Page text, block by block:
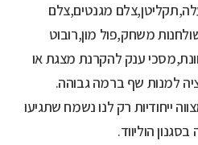
מגנטים,צלם
משחק,פול מון,רובוט
ענק להקרנת מצגת או
למנות שף ברמה גבוהה.
ייחודיות רק לנו נשמח שתגיעו
הוליווד.